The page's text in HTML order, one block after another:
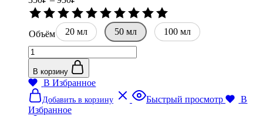
цен:
350₽
–
930₽
0
из
5
Объём 20 мл 50 мл
100 мл
Количество
товара
Отдушка
Тыквенный
пай
В корзину
В Избранное
Добавить в корзину
Этот
товар
Быстрый просмотр
В
Избранное